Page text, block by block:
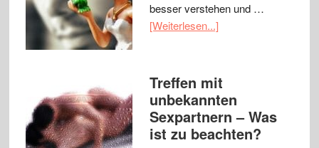
besser verstehen und …
[Weiterlesen...]
Treffen mit
unbekannten
Sexpartnern – Was
ist zu beachten?